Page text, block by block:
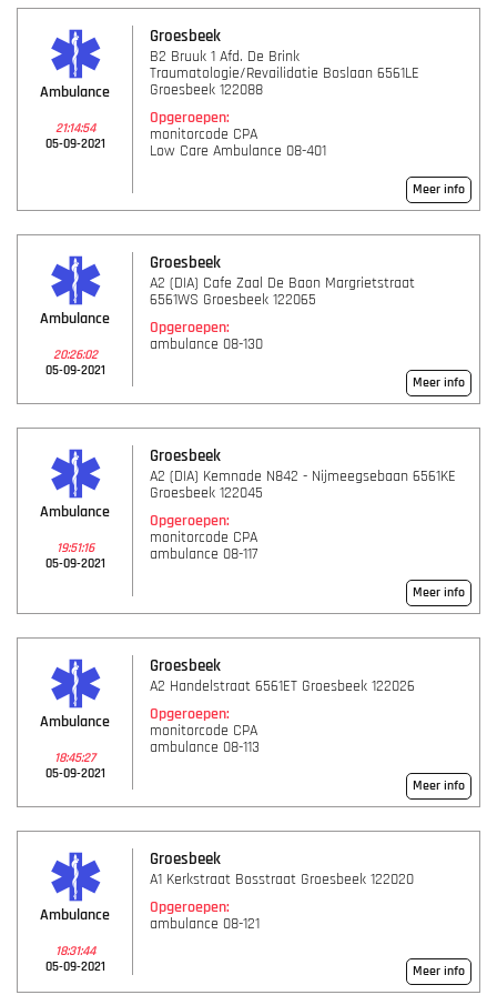
Ambulance
21:14:54
05-09-2021
Groesbeek
B2 Bruuk 1 Afd. De Brink
Traumatologie/Revailidatie Boslaan 6561LE
Groesbeek 122088
Opgeroepen:
monitorcode CPA
Low Care Ambulance 08-401
Meer info
Ambulance
20:26:02
05-09-2021
Groesbeek
A2 (DIA) Cafe Zaal De Baon Margrietstraat
6561WS Groesbeek 122065
Opgeroepen:
ambulance 08-130
Meer info
Ambulance
19:51:16
05-09-2021
Groesbeek
A2 (DIA) Kemnade N842 - Nijmeegsebaan 6561KE
Groesbeek 122045
Opgeroepen:
monitorcode CPA
ambulance 08-117
Meer info
Ambulance
18:45:27
05-09-2021
Groesbeek
A2 Handelstraat 6561ET Groesbeek 122026
Opgeroepen:
monitorcode CPA
ambulance 08-113
Meer info
Ambulance
18:31:44
05-09-2021
Groesbeek
A1 Kerkstraat Bosstraat Groesbeek 122020
Opgeroepen:
ambulance 08-121
Meer info